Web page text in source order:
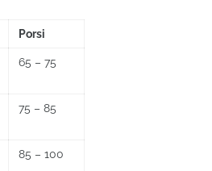
Porsi
65 – 75
75 – 85
85 – 100